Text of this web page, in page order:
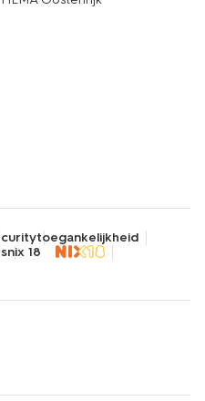
toegankelijkheid
nix 18